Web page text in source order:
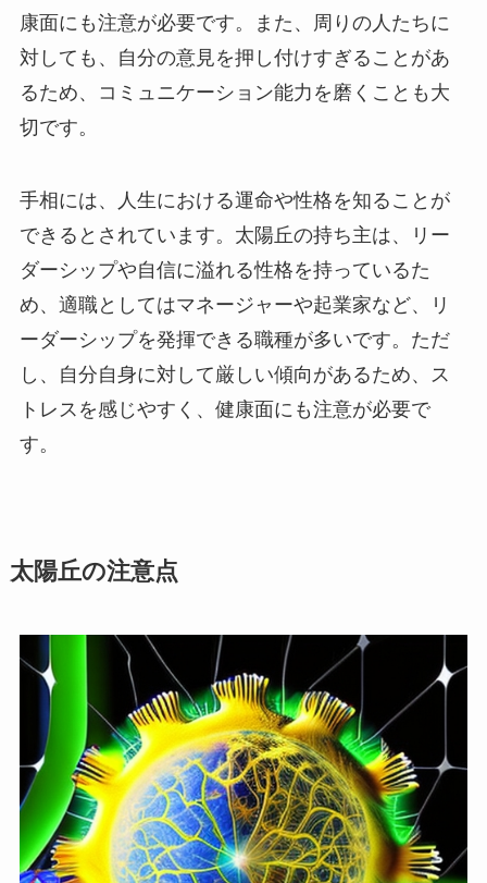
康面にも注意が必要です。また、周りの人たちに
対しても、自分の意見を押し付けすぎることがあ
るため、コミュニケーション能力を磨くことも大
切です。
手相には、人生における運命や性格を知ることが
できるとされています。太陽丘の持ち主は、リー
ダーシップや自信に溢れる性格を持っているた
め、適職としてはマネージャーや起業家など、リ
ーダーシップを発揮できる職種が多いです。ただ
し、自分自身に対して厳しい傾向があるため、ス
トレスを感じやすく、健康面にも注意が必要で
す。
太陽丘の注意点